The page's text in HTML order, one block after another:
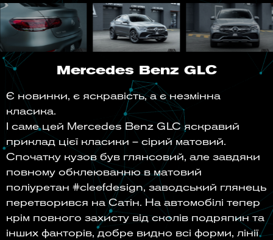
Mercedes Benz GLC
Є новинки, є яскравість, а є незмінна
класика.
І саме цей Mercedes Benz GLC яскравий
приклад цієї класики – сірий матовий.
Спочатку кузов був глянсовий, але завдяки
повному обклеюванню в матовий
поліуретан #cleefdesign, заводський глянець
перетворився на Сатін. На автомобілі тепер
крім повного захисту від сколів подряпин та
інших факторів, добре видно всі форми, лінії